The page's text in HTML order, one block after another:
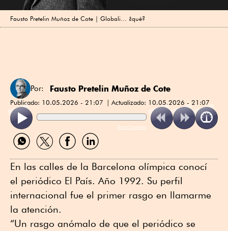
Fausto Pretelin Muñoz de Cote | Globali… ¿qué?
Por: Fausto Pretelin Muñoz de Cote
Publicado: 10.05.2026 - 21:07 Actualizado: 10.05.2026 - 21:07
ReadSpeaker
Compartir
por
Compartir
por
Compartir
por
Compartir
por
En las calles de la Barcelona olímpica conocí
el periódico El País. Año 1992. Su perfil
internacional fue el primer rasgo en llamarme
la atención.
“Un rasgo anómalo de que el periódico se